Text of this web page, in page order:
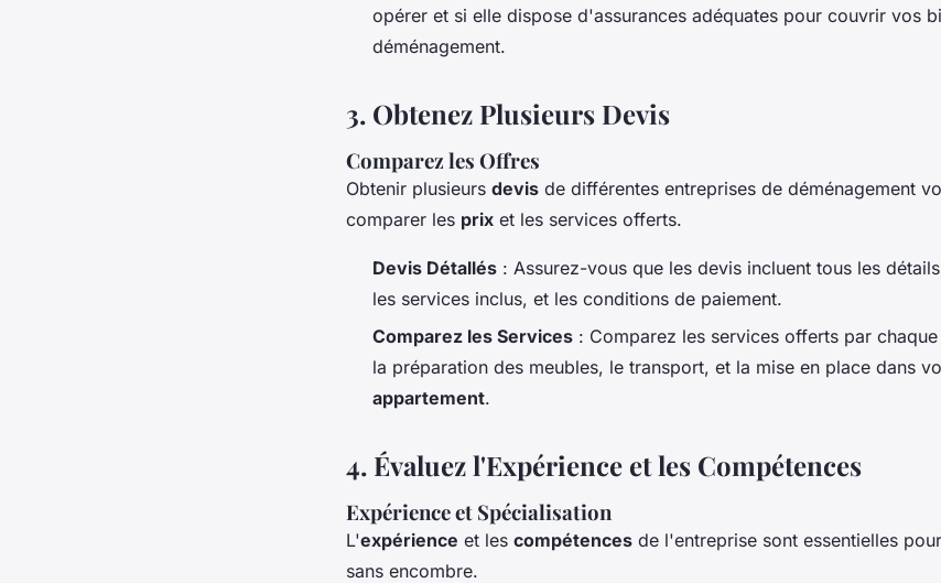
opérer et si elle dispose d'assurances adéquates pour couvrir vos
déménagement.
3. Obtenez Plusieurs Devis
Comparez les Offres
Obtenir plusieurs devis de différentes entreprises de déménagement
comparer les prix et les services offerts.
Devis Détallés : Assurez-vous que les devis incluent tous les
les services inclus, et les conditions de paiement.
Comparez les Services : Comparez les services offerts par
la préparation des meubles, le transport, et la mise en place dans
appartement.
4. Évaluez l'Expérience et les Compétences
Expérience et Spécialisation
L'expérience et les compétences de l'entreprise sont essentielles
sans encombre.